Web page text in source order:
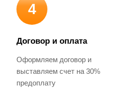
4
Договор и оплата
Оформляем договор и
выставляем счет на 30%
предоплату